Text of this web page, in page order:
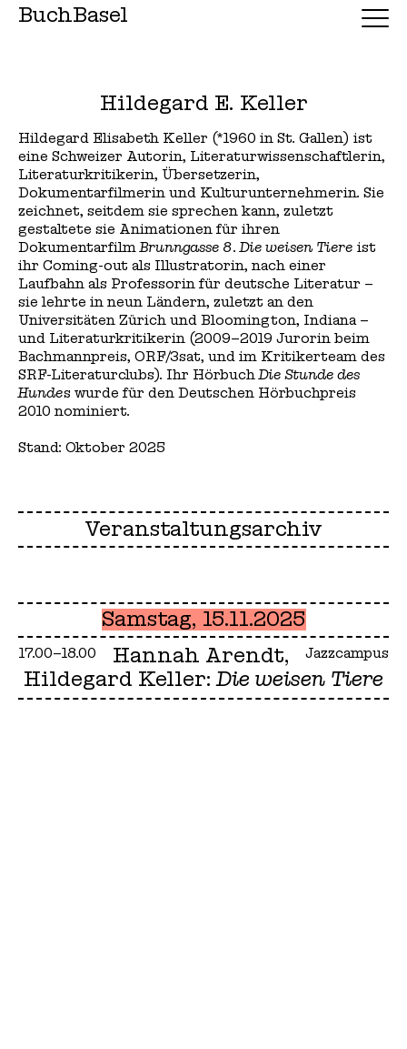
BuchBasel
Hildegard E. Keller
Hildegard Elisabeth Keller (*1960 in St. Gallen) ist
eine Schweizer Autorin, Literaturwissenschaftlerin,
Literaturkritikerin, Übersetzerin,
Dokumentarfilmerin und Kulturunternehmerin. Sie
zeichnet, seitdem sie sprechen kann, zuletzt
gestaltete sie Animationen für ihren
Dokumentarfilm Brunngasse 8. Die weisen Tiere ist
ihr Coming-out als Illustratorin, nach einer
Laufbahn als Professorin für deutsche Literatur –
sie lehrte in neun Ländern, zuletzt an den
Universitäten Zürich und Bloomington, Indiana –
und Literaturkritikerin (2009–2019 Jurorin beim
Bachmannpreis, ORF/3sat, und im Kritikerteam des
SRF-Literaturclubs). Ihr Hörbuch Die Stunde des
Hundes wurde für den Deutschen Hörbuchpreis
2010 nominiert.
Stand: Oktober 2025
Veranstaltungsarchiv
Samstag, 15.11.2025
17.00–18.00 Jazzcampus
Hannah Arendt,
Hildegard Keller:Die weisen Tiere